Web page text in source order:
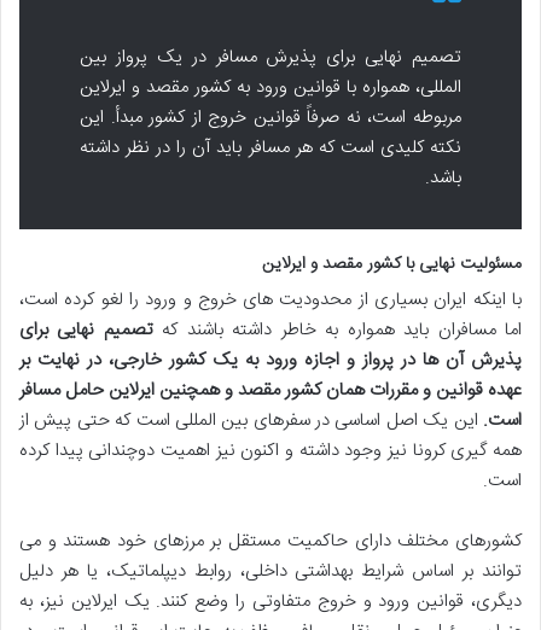
تصمیم نهایی برای پذیرش مسافر در یک پرواز بین
المللی، همواره با قوانین ورود به کشور مقصد و ایرلاین
مربوطه است، نه صرفاً قوانین خروج از کشور مبدأ. این
نکته کلیدی است که هر مسافر باید آن را در نظر داشته
باشد.
مسئولیت نهایی با کشور مقصد و ایرلاین
با اینکه ایران بسیاری از محدودیت های خروج و ورود را لغو کرده است،
اما مسافران باید همواره به خاطر داشته باشند کهتصمیم نهایی برای
پذیرش آن ها در پرواز و اجازه ورود به یک کشور خارجی، در نهایت بر
عهده قوانین و مقررات همان کشور مقصد و همچنین ایرلاین حامل مسافر
است. این یک اصل اساسی در سفرهای بین المللی است که حتی پیش از
همه گیری کرونا نیز وجود داشته و اکنون نیز اهمیت دوچندانی پیدا کرده
است.
کشورهای مختلف دارای حاکمیت مستقل بر مرزهای خود هستند و می
توانند بر اساس شرایط بهداشتی داخلی، روابط دیپلماتیک، یا هر دلیل
دیگری، قوانین ورود و خروج متفاوتی را وضع کنند. یک ایرلاین نیز، به